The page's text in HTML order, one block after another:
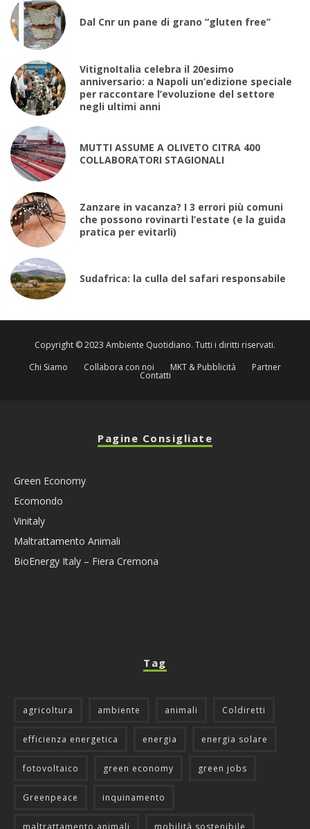
Dal Cnr un pane di grano “gluten free”
VitignoItalia celebra il 20esimo
anniversario: a Napoli un’edizione speciale
per raccontare l’evoluzione del settore
negli ultimi anni
MUTTI ASSUME A OLIVETO CITRA 400
COLLABORATORI STAGIONALI
Zanzare in vacanza? I 3 errori più comuni
che possono rovinarti l’estate (e la guida
pratica per evitarli)
Sudafrica: la culla del safari responsabile
Copyright © 2023 Ambiente Quotidiano. Tutti i diritti riservati.
Chi Siamo
Collabora con noi MKT & Pubblicità Partner
Contatti
Pagine Consigliate
Green Economy
Ecomondo
Vinitaly
Maltrattamento Animali
BioEnergy Italy – Fiera Cremona
Tag
agricoltura ambiente animali Coldiretti
efficienza energetica energia energia solare
fotovoltaico green economy green jobs
Greenpeace inquinamento
maltrattamento animali mobilità sostenibile